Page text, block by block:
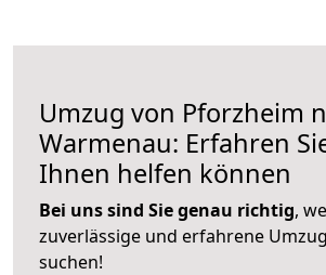
Umzug von Pforzheim
Warmenau: Erfahren
Ihnen helfen können
Bei uns sind Sie genau richtig,
zuverlässige und erfahrene
suchen!